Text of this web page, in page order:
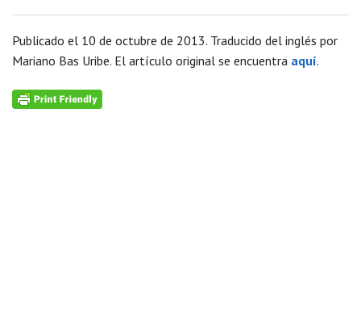
Publicado el 10 de octubre de 2013. Traducido del inglés por
Mariano Bas Uribe. El artículo original se encuentra aquí.